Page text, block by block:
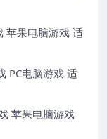
苹果电脑游戏 适
PC电脑游戏 适
苹果电脑游戏